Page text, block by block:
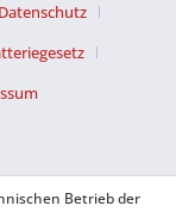
Datenschutz
Betrieb der